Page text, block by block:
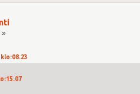
»